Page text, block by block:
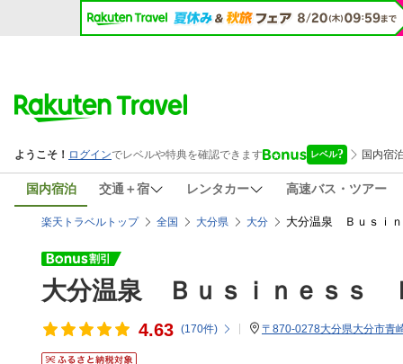
国内宿泊 交通＋宿 レンタカー 高速バス・ツアー
楽天トラベルトップ 全国 大分県 大分 大分温泉 Ｂｕｓｉ
大分温泉 Ｂｕｓｉｎｅｓｓ
4.63 (170件) 〒870-0278大分県大分市青